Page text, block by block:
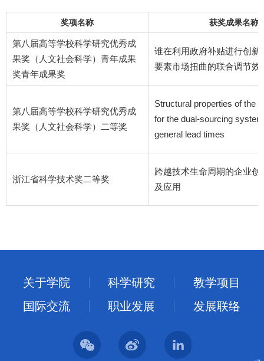
奖项名称 获奖成果名称
第八届高等学校科学研究优秀成
果奖（人文社会科学）青年成果
奖青年成果奖
谁在利用政府补贴进行创新
要素市场扭曲的联合调节效
第八届高等学校科学研究优秀成
果奖（人文社会科学）二等奖
Structural properties of the
for the dual-sourcing
general lead times
浙江省科学技术奖二等奖
跨越技术生命周期的企业创
及应用
关于学院 科学研究
教学项目
国际交流
职业发展 发展联络